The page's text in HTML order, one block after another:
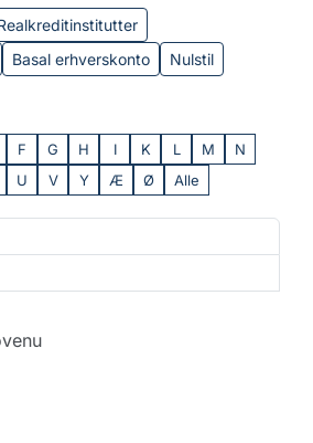
Basal erhverskonto Nulstil
F G H I K L M
N
U V Y Æ Ø Alle